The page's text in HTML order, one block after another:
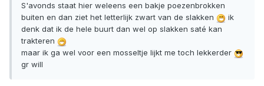
S'avonds staat hier weleens een bakje poezenbrokken
buiten en dan ziet het letterlijk zwart van de slakken
ik
denk dat ik de hele buurt dan wel op slakken saté kan
trakteren
maar ik ga wel voor een mosseltje lijkt me toch lekkerder
gr will